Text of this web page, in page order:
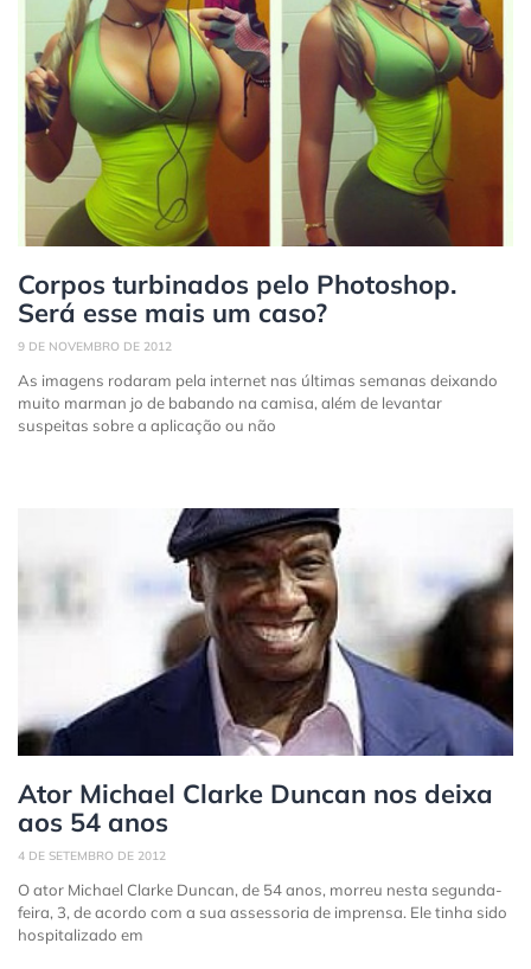
Corpos turbinados pelo Photoshop.
Será esse mais um caso?
9 DE NOVEMBRO DE 2012
As imagens rodaram pela internet nas últimas semanas deixando
muito marman jo de babando na camisa, além de levantar
suspeitas sobre a aplicação ou não
Ator Michael Clarke Duncan nos deixa
aos 54 anos
4 DE SETEMBRO DE 2012
O ator Michael Clarke Duncan, de 54 anos, morreu nesta segunda-
feira, 3, de acordo com a sua assessoria de imprensa. Ele tinha sido
hospitalizado em